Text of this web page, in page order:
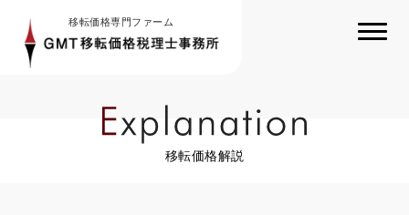
移転価格専門ファーム
移転価格解説